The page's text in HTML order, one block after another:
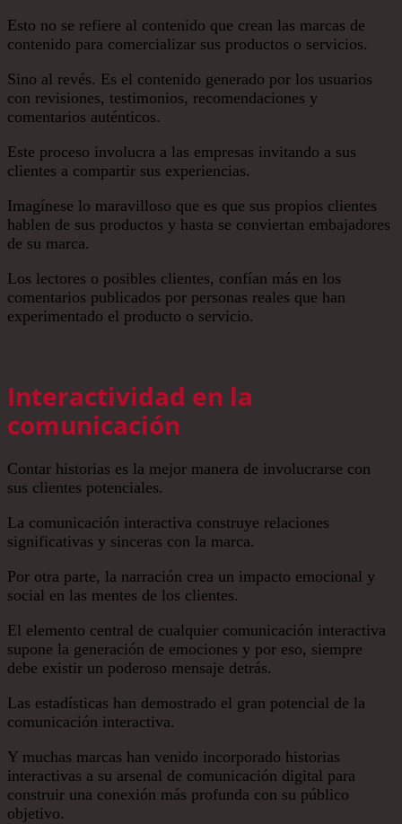
Esto no se refiere al contenido que crean las marcas de
contenido para comercializar sus productos o servicios.
Sino al revés. Es el contenido generado por los usuarios
con revisiones, testimonios, recomendaciones y
comentarios auténticos.
Este proceso involucra a las empresas invitando a sus
clientes a compartir sus experiencias.
Imagínese lo maravilloso que es que sus propios clientes
hablen de sus productos y hasta se conviertan embajadores
de su marca.
Los lectores o posibles clientes, confían más en los
comentarios publicados por personas reales que han
experimentado el producto o servicio.
Interactividad en la
comunicación
Contar historias es la mejor manera de involucrarse con
sus clientes potenciales.
La comunicación interactiva construye relaciones
significativas y sinceras con la marca.
Por otra parte, la narración crea un impacto emocional y
social en las mentes de los clientes.
El elemento central de cualquier comunicación interactiva
supone la generación de emociones y por eso, siempre
debe existir un poderoso mensaje detrás.
Las estadísticas han demostrado el gran potencial de la
comunicación interactiva.
Y muchas marcas han venido incorporado historias
interactivas a su arsenal de comunicación digital para
construir una conexión más profunda con su público
objetivo.